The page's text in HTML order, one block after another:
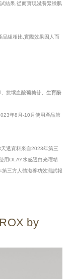
結果,從而實現滋養緊緻肌
品組相比,實際效果因人而
抗壞血酸葡糖苷、生育酚
年8月-10月使用產品第
透資料來自2023年第三
用OLAY水感透白光曜精
三方人體滋養功效測試報
by